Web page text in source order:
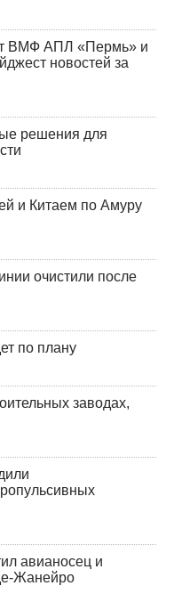
ВМФ АПЛ «Пермь» и
новостей за
решения для
и Китаем по Амуру
очистили после
по плану
заводах,
авианосец и
Жанейро